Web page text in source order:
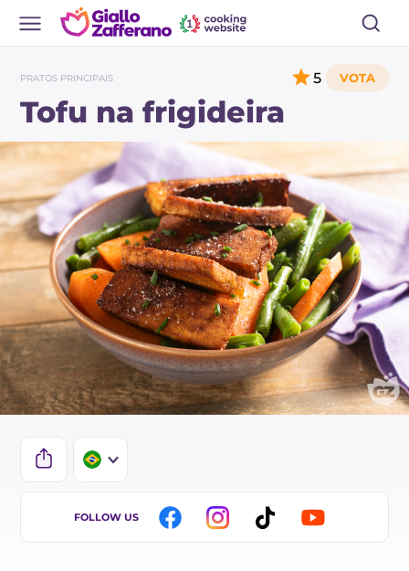
PRATOS PRINCIPAIS
Tofu na frigideira
5
IT
FOLLOW US